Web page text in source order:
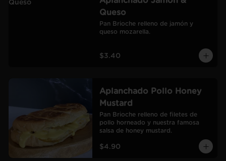
Queso
Pan Brioche relleno de jamón y
queso mozarella.
$3.40
Aplanchado Pollo Honey
Mustard
Pan Brioche relleno de filetes de
pollo horneado y nuestra famosa
salsa de honey mustard.
$4.90